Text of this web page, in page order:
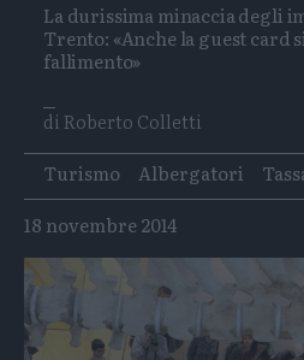
La durissima minaccia degli
Trento: «Anche la guest card
fallimento»
di Roberto Colletti
Tags
Turismo Albergatori
18 novembre 2014